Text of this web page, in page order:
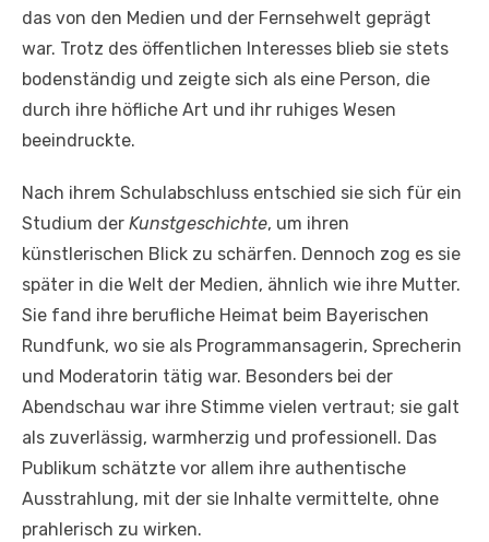
das von den Medien und der Fernsehwelt geprägt
war. Trotz des öffentlichen Interesses blieb sie stets
bodenständig und zeigte sich als eine Person, die
durch ihre höfliche Art und ihr ruhiges Wesen
beeindruckte.
Nach ihrem Schulabschluss entschied sie sich für ein
Studium der Kunstgeschichte, um ihren
künstlerischen Blick zu schärfen. Dennoch zog es sie
später in die Welt der Medien, ähnlich wie ihre Mutter.
Sie fand ihre berufliche Heimat beim Bayerischen
Rundfunk, wo sie als Programmansagerin, Sprecherin
und Moderatorin tätig war. Besonders bei der
Abendschau war ihre Stimme vielen vertraut; sie galt
als zuverlässig, warmherzig und professionell. Das
Publikum schätzte vor allem ihre authentische
Ausstrahlung, mit der sie Inhalte vermittelte, ohne
prahlerisch zu wirken.